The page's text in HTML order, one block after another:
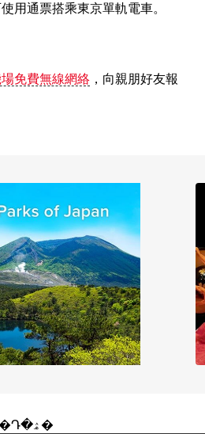
用通票搭乘東京單軌電車。
免費無線網絡，向親朋好友報
������Ƶ������Դ�ۿ�